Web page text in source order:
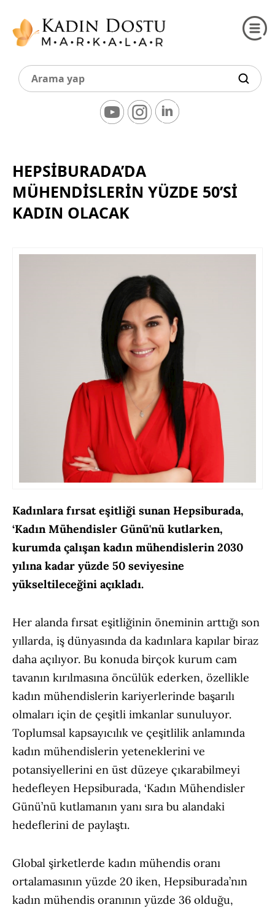
HEPSIBURADA’DA
MÜHENDISLERIN YÜZDE 50’SI
KADIN OLACAK
Kadınlara fırsat eşitliği sunan Hepsiburada,
‘Kadın Mühendisler Günü'nü kutlarken,
kurumda çalışan kadın mühendislerin 2030
yılına kadar yüzde 50 seviyesine
yükseltileceğini açıkladı.
Her alanda fırsat eşitliğinin öneminin arttığı son
yıllarda, iş dünyasında da kadınlara kapılar biraz
daha açılıyor. Bu konuda birçok kurum cam
tavanın kırılmasına öncülük ederken, özellikle
kadın mühendislerin kariyerlerinde başarılı
olmaları için de çeşitli imkanlar sunuluyor.
Toplumsal kapsayıcılık ve çeşitlilik anlamında
kadın mühendislerin yeteneklerini ve
potansiyellerini en üst düzeye çıkarabilmeyi
hedefleyen Hepsiburada, ‘Kadın Mühendisler
Günü’nü kutlamanın yanı sıra bu alandaki
hedeflerini de paylaştı.
Global şirketlerde kadın mühendis oranı
ortalamasının yüzde 20 iken, Hepsiburada’nın
kadın mühendis oranının yüzde 36 olduğu,